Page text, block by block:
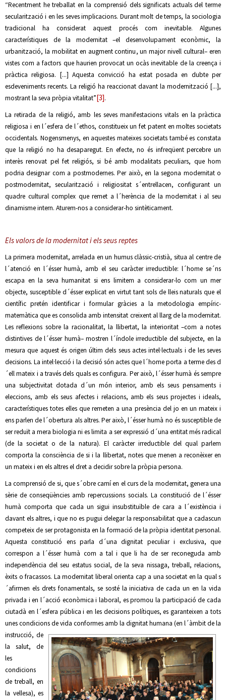
“Recentment he treballat en la comprensió dels significats actuals del terme
secularització i en les seves implicacions. Durant molt de temps, la sociologia
tradicional ha considerat aquest procés com inevitable. Algunes
característiques de la modernitat –el desenvolupament econòmic, la
urbanització, la mobilitat en augment continu, un major nivell cultural– eren
vistes com a factors que haurien provocat un ocàs inevitable de la creença i
pràctica religiosa. [...] Aquesta convicció ha estat posada en dubte per
esdeveniments recents. La religió ha reaccionat davant la modernització [...],
mostrant la seva pròpia vitalitat”[3].
La retirada de la religió, amb les seves manifestacions vitals en la pràctica
religiosa i en l´esfera de l´ethos, constitueix un fet patent en moltes societats
occidentals. Nogensmenys, en aquestes mateixes societats també es constata
que la religió no ha desaparegut. En efecte, no és infreqüent percebre un
interès renovat pel fet religiós, si bé amb modalitats peculiars, que hom
podria designar com a postmodernes. Per això, en la segona modernitat o
postmodernitat, secularització i religiositat s´entrellacen, configurant un
quadre cultural complex que remet a l´herència de la modernitat i al seu
dinamisme intern. Aturem-nos a considerar-ho sintèticament.
Els valors de la modernitat i els seus reptes
La primera modernitat, arrelada en un humus clàssic-cristià, situa al centre de
l´atenció en l´ésser humà, amb el seu caràcter irreductible: l´home se´ns
escapa en la seva humanitat si ens limitem a considerar-lo com un mer
objecte, susceptible d´ésser explicat en virtut tant sols de lleis naturals que el
científic pretén identificar i formular gràcies a la metodologia empíric-
matemàtica que es consolida amb intensitat creixent al llarg de la modernitat.
Les reflexions sobre la racionalitat, la llibertat, la interioritat –com a notes
distintives de l´ésser humà– mostren l´índole irreductible del subjecte, en la
mesura que aquest és origen últim dels seus actes intel·lectuals i de les seves
decisions. La intel·lecció i la decisió són actes que l´home porta a terme des d
´ell mateix i a través dels quals es configura. Per això, l´ésser humà és sempre
una subjectivitat dotada d´un món interior, amb els seus pensaments i
eleccions, amb els seus afectes i relacions, amb els seus projectes i ideals,
característiques totes elles que remeten a una presència del jo en un mateix i
ens parlen de l´obertura als altres. Per això, l´ésser humà no és susceptible de
ser reduït a mera biologia ni es limita a ser expressió d´una entitat més radical
(de la societat o de la natura). El caràcter irreductible del qual parlem
comporta la consciència de si i la llibertat, notes que menen a reconèixer en
un mateix i en els altres el dret a decidir sobre la pròpia persona.
La comprensió de si, que s´obre camí en el curs de la modernitat, genera una
sèrie de conseqüències amb repercussions socials. La constitució de l´ésser
humà comporta que cada un sigui insubstituïble de cara a l´existència i
davant els altres, i que no es pugui delegar la responsabilitat que a cadascun
competeix de ser protagonista en la formació de la pròpia identitat personal.
Aquesta constitució ens parla d´una dignitat peculiar i exclusiva, que
correspon a l´ésser humà com a tal i que li ha de ser reconeguda amb
independència del seu estatus social, de la seva nissaga, treball, relacions,
èxits o fracassos. La modernitat liberal orienta cap a una societat en la qual s
´afirmen els drets fonamentals, se sosté la iniciativa de cada un en la vida
privada i en l´acció econòmica i laboral, es promou la participació de cada
ciutadà en l´esfera pública i en les decisions polítiques, es garanteixen a tots
unes condicionsde vida conformes amb la dignitat humana (en l´àmbit de la
instrucció, de
la salut, de
les
condicions
de treball, en
la vellesa), es